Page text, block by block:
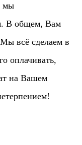
мы
В общем, Вам
всё сделаем в
оплачивать,
на Вашем